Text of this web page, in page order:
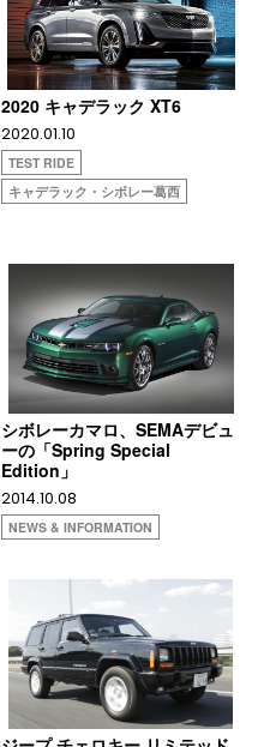
2020 キャデラック XT6
2020.01.10
TEST RIDE
キャデラック・シボレー葛西
シボレーカマロ、SEMAデビュ
ーの「Spring Special
Edition」
2014.10.08
NEWS & INFORMATION